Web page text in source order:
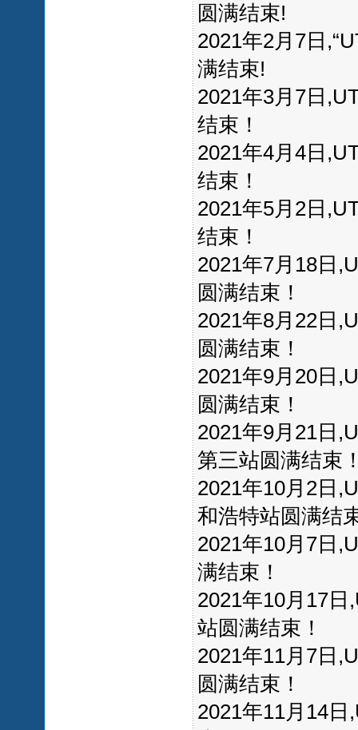
圆满结束!
2021年2月7日
满结束!
2021年3月7日
结束！
2021年4月4日
结束！
2021年5月2日
结束！
2021年7月18日
圆满结束！
2021年8月22日
圆满结束！
2021年9月20日
圆满结束！
2021年9月21日
第三站圆满结束
2021年10月2日
和浩特站圆满结
2021年10月7日
满结束！
2021年10月17
站圆满结束！
2021年11月7日
圆满结束！
2021年11月14